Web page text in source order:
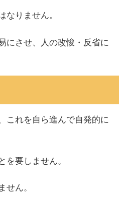
りません。
にさせ、人の改悛・反省に
これを自ら進んで自発的に
要しません。
ん。